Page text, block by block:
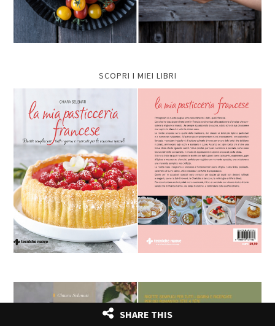
SCOPRI I MIEI LIBRI
SHARE THIS